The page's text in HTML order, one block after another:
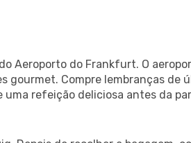
Aeroporto do Frankfurt. O
gourmet. Compre lembranças de
refeição deliciosa antes da